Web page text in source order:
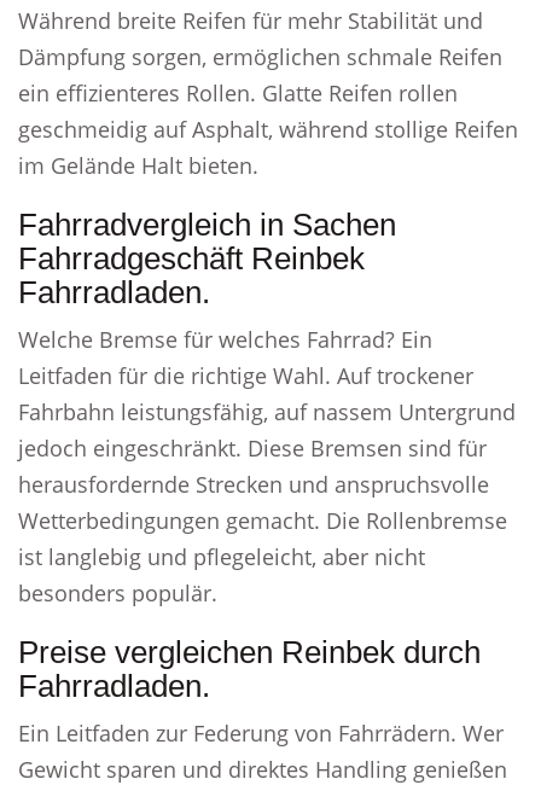
Während breite Reifen für mehr Stabilität und
Dämpfung sorgen, ermöglichen schmale Reifen
ein effizienteres Rollen. Glatte Reifen rollen
geschmeidig auf Asphalt, während stollige Reifen
im Gelände Halt bieten.
Fahrradvergleich in Sachen
Fahrradgeschäft Reinbek
Fahrradladen.
Welche Bremse für welches Fahrrad? Ein
Leitfaden für die richtige Wahl. Auf trockener
Fahrbahn leistungsfähig, auf nassem Untergrund
jedoch eingeschränkt. Diese Bremsen sind für
herausfordernde Strecken und anspruchsvolle
Wetterbedingungen gemacht. Die Rollenbremse
ist langlebig und pflegeleicht, aber nicht
besonders populär.
Preise vergleichen Reinbek durch
Fahrradladen.
Ein Leitfaden zur Federung von Fahrrädern. Wer
Gewicht sparen und direktes Handling genießen